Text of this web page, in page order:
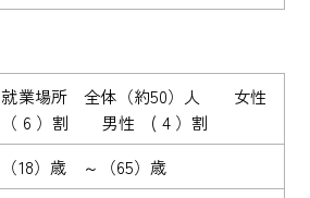
就業場所 全体（約50）人 女性
（ 6 ）割 男性 ( 4 ）割
（18）歳 ～（65）歳